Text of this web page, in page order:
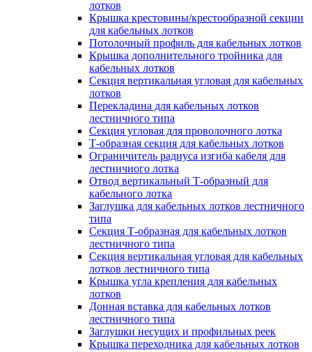
лотков
Крышка крестовины/крестообразной секции
для кабельных лотков
Потолочный профиль для кабельных лотков
Крышка дополнительного тройника для
кабельных лотков
Секция вертикальная угловая для кабельных
лотков
Перекладина для кабельных лотков
лестничного типа
Секция угловая для проволочного лотка
Т-образная секция для кабельных лотков
Ограничитель радиуса изгиба кабеля для
лестничного лотка
Отвод вертикальный Т-образный для
кабельного лотка
Заглушка для кабельных лотков лестничного
типа
Секция Т-образная для кабельных лотков
лестничного типа
Секция вертикальная угловая для кабельных
лотков лестничного типа
Крышка угла крепления для кабельных
лотков
Донная вставка для кабельных лотков
лестничного типа
Заглушки несущих и профильных реек
Крышка переходника для кабельных лотков